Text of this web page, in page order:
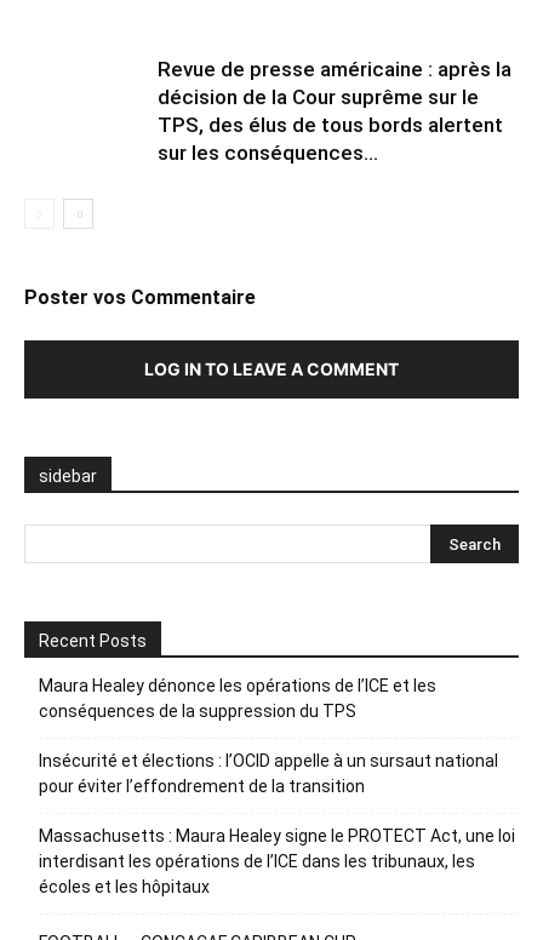
Revue de presse américaine : après la
décision de la Cour suprême sur le
TPS, des élus de tous bords alertent
sur les conséquences...
Poster vos Commentaire
LOG IN TO LEAVE A COMMENT
sidebar
Recent Posts
Maura Healey dénonce les opérations de l’ICE et les
conséquences de la suppression du TPS
Insécurité et élections : l’OCID appelle à un sursaut national
pour éviter l’effondrement de la transition
Massachusetts : Maura Healey signe le PROTECT Act, une loi
interdisant les opérations de l’ICE dans les tribunaux, les
écoles et les hôpitaux